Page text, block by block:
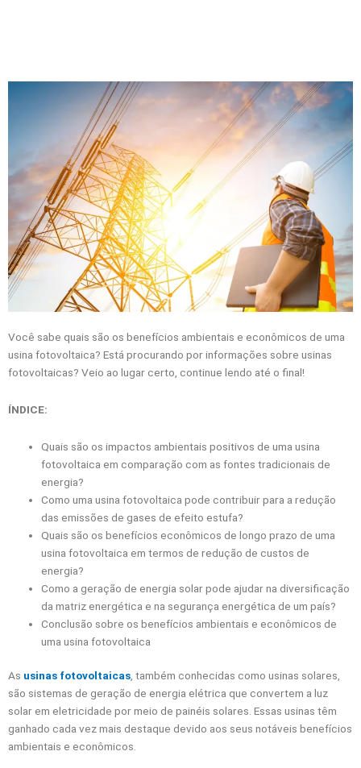
Você sabe quais são os benefícios ambientais e econômicos de uma
usina fotovoltaica? Está procurando por informações sobre usinas
fotovoltaicas? Veio ao lugar certo, continue lendo até o final!
ÍNDICE:
Quais são os impactos ambientais positivos de uma usina
fotovoltaica em comparação com as fontes tradicionais de
energia?
Como uma usina fotovoltaica pode contribuir para a redução
das emissões de gases de efeito estufa?
Quais são os benefícios econômicos de longo prazo de uma
usina fotovoltaica em termos de redução de custos de
energia?
Como a geração de energia solar pode ajudar na diversificação
da matriz energética e na segurança energética de um país?
Conclusão sobre os benefícios ambientais e econômicos de
uma usina fotovoltaica
As usinas fotovoltaicas, também conhecidas como usinas solares,
são sistemas de geração de energia elétrica que convertem a luz
solar em eletricidade por meio de painéis solares. Essas usinas têm
ganhado cada vez mais destaque devido aos seus notáveis benefícios
ambientais e econômicos.